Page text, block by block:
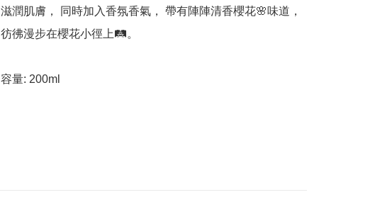
滋潤肌膚， 同時加入香氛香氣， 帶有陣陣清香櫻花🌸味道，
彷彿漫步在櫻花小徑上🛤️。